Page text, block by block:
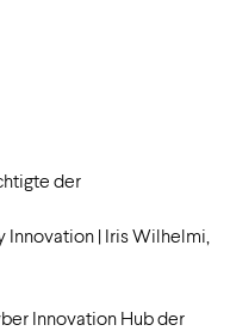
der
| Iris Wilhelmi,
Innovation Hub der